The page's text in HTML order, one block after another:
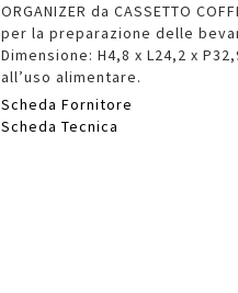
ORGANIZER da CASSETTO
per la preparazione delle
Dimensione: H4,8 x L24,2 x
all’uso alimentare.
Scheda Fornitore
Scheda Tecnica